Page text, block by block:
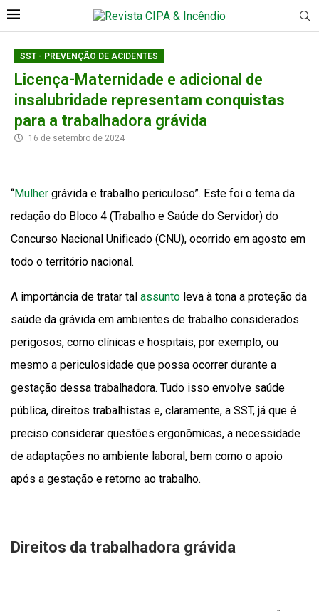
SST - PREVENÇÃO DE ACIDENTES
Licença-Maternidade e adicional de
insalubridade representam conquistas
para a trabalhadora grávida
16 de setembro de 2024
“Mulher grávida e trabalho periculoso”. Este foi o tema da
redação do Bloco 4 (Trabalho e Saúde do Servidor) do
Concurso Nacional Unificado (CNU), ocorrido em agosto em
todo o território nacional.
A importância de tratar tal assunto leva à tona a proteção da
saúde da grávida em ambientes de trabalho considerados
perigosos, como clínicas e hospitais, por exemplo, ou
mesmo a periculosidade que possa ocorrer durante a
gestação dessa trabalhadora. Tudo isso envolve saúde
pública, direitos trabalhistas e, claramente, a SST, já que é
preciso considerar questões ergonômicas, a necessidade
de adaptações no ambiente laboral, bem como o apoio
após a gestação e retorno ao trabalho.
Direitos da trabalhadora grávida